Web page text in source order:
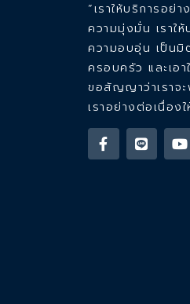
“เราให้บริการอย่
ความมุ่งมั่น เราใ
ความอบอุ่น เป็นมิ
ครอบครัว และเอา
ขอสัญญาว่าเราจ
เราอย่างต่อเนื่อง